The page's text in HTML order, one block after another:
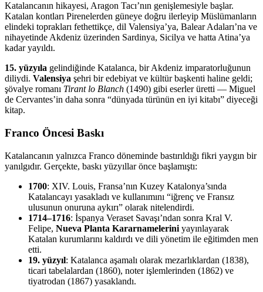
Katalancanın hikayesi, Aragon Tacı’nın genişlemesiyle başlar.
Katalan kontları Pirenelerden güneye doğru ilerleyip Müslümanların
elindeki toprakları fethettikçe, dil Valensiya’ya, Balear Adaları’na ve
nihayetinde Akdeniz üzerinden Sardinya, Sicilya ve hatta Atina’ya
kadar yayıldı.
15. yüzyıla gelindiğinde Katalanca, bir Akdeniz imparatorluğunun
diliydi. Valensiya şehri bir edebiyat ve kültür başkenti haline geldi;
şövalye romanı Tirant lo Blanch (1490) gibi eserler üretti — Miguel
de Cervantes’in daha sonra “dünyada türünün en iyi kitabı” diyeceği
kitap.
Franco Öncesi Baskı
Katalancanın yalnızca Franco döneminde bastırıldığı fikri yaygın bir
yanılgıdır. Gerçekte, baskı yüzyıllar önce başlamıştı:
1700: XIV. Louis, Fransa’nın Kuzey Katalonya’sında
Katalancayı yasakladı ve kullanımını “iğrenç ve Fransız
ulusunun onuruna aykırı” olarak nitelendirdi.
1714–1716: İspanya Veraset Savaşı’ndan sonra Kral V.
Felipe, Nueva Planta Kararnamelerini yayınlayarak
Katalan kurumlarını kaldırdı ve dili yönetim ile eğitimden men
etti.
19. yüzyıl: Katalanca aşamalı olarak mezarlıklardan (1838),
ticari tabelalardan (1860), noter işlemlerinden (1862) ve
tiyatrodan (1867) yasaklandı.